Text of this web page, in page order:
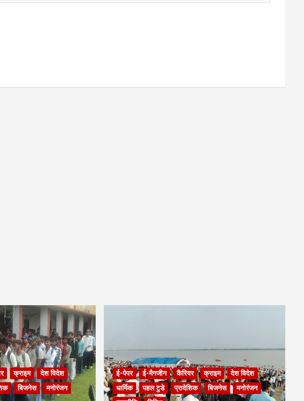
क्राइम
देश विदेश
बिजनेस
मनोरंजन
ई-पेपर ई-मैगजीन कैरियर क्राइम
देश विदेश
धार्मिक
पहल टुडे प्रादेशिक बिजनेस
मनोरंजन